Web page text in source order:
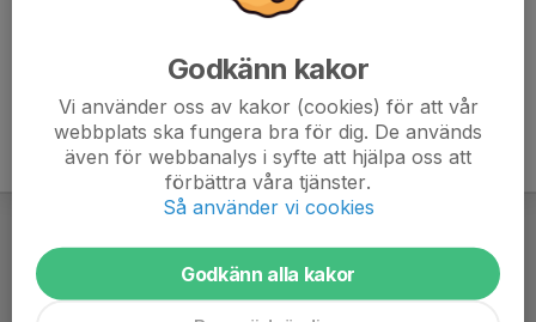
Godkänn kakor
Vi använder oss av kakor (cookies) för att vår
webbplats ska fungera bra för dig. De används
även för webbanalys i syfte att hjälpa oss att
förbättra våra tjänster.
Så använder vi cookies
Godkänn alla kakor